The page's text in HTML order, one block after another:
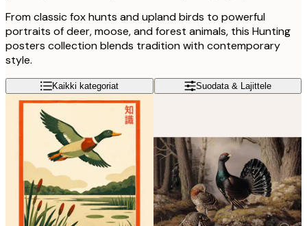
From classic fox hunts and upland birds to powerful
portraits of deer, moose, and forest animals, this Hunting
posters collection blends tradition with contemporary
style.
Kaikki kategoriat Suodata & Lajittele